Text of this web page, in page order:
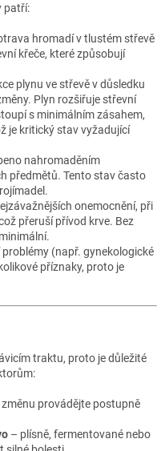
patří:
hromadí v tlustém střevě
křeče, které způsobují
plynu ve střevě v důsledku
Plyn rozšiřuje střevní
s minimálním zásahem,
je kritický stav vyžadující
nahromaděním
předmětů. Tento stav často
onemocnění, při
přeruší přívod krve. Bez
(např. gynekologické
příznaky, proto je
traktu, proto je důležité
provádějte postupně
– plísně, fermentované nebo